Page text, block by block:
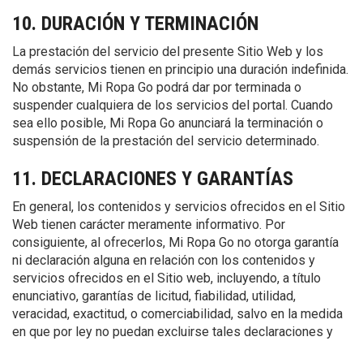
10. DURACIÓN Y TERMINACIÓN
La prestación del servicio del presente Sitio Web y los
demás servicios tienen en principio una duración indefinida.
No obstante, Mi Ropa Go podrá dar por terminada o
suspender cualquiera de los servicios del portal. Cuando
sea ello posible, Mi Ropa Go anunciará la terminación o
suspensión de la prestación del servicio determinado.
11. DECLARACIONES Y GARANTÍAS
En general, los contenidos y servicios ofrecidos en el Sitio
Web tienen carácter meramente informativo. Por
consiguiente, al ofrecerlos, Mi Ropa Go no otorga garantía
ni declaración alguna en relación con los contenidos y
servicios ofrecidos en el Sitio web, incluyendo, a título
enunciativo, garantías de licitud, fiabilidad, utilidad,
veracidad, exactitud, o comerciabilidad, salvo en la medida
en que por ley no puedan excluirse tales declaraciones y